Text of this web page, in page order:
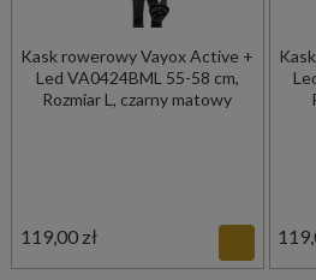
Kask rowerowy Vayox Active +
Led VA0424BML 55-58 cm,
Rozmiar L, czarny matowy
119,00 zł